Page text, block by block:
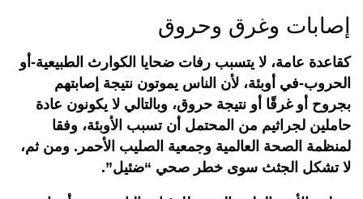
إصابات وغرق وحروق
كقاعدة عامة، لا يتسبب رفات ضحايا الكوارث الطبيعية-أو
الحروب-في أوبئة، لأن الناس يموتون نتيجة إصابتهم
بجروح أو غرقًا أو نتيجة حروق، وبالتالي لا يكونون عادة
حاملين لجراثيم من المحتمل أن تسبب الأوبئة، وفقا
لمنظمة الصحة العالمية وجمعية الصليب الأحمر. ومن ثم،
لا تشكل الجثث سوى خطر صحي “ضئيل”.